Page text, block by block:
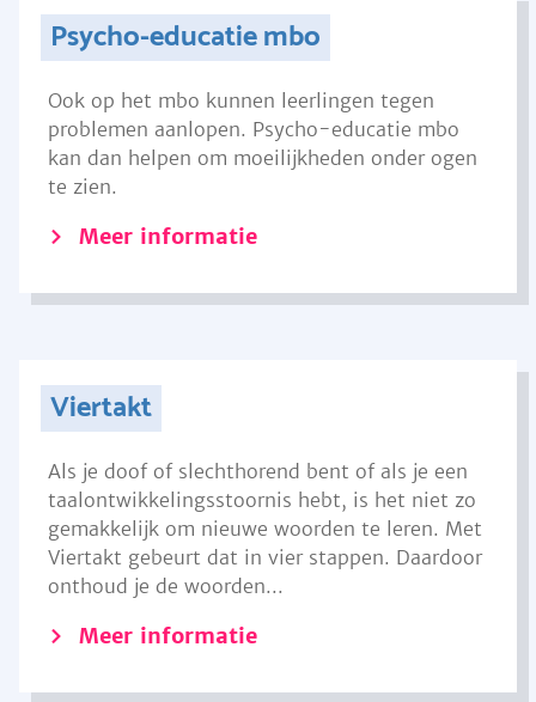
Psycho-educatie mbo
Ook op het mbo kunnen leerlingen tegen
problemen aanlopen. Psycho-educatie mbo
kan dan helpen om moeilijkheden onder ogen
te zien.
Meer informatie
Viertakt
Als je doof of slechthorend bent of als je een
taalontwikkelingsstoornis hebt, is het niet zo
gemakkelijk om nieuwe woorden te leren. Met
Viertakt gebeurt dat in vier stappen. Daardoor
onthoud je de woorden...
Meer informatie